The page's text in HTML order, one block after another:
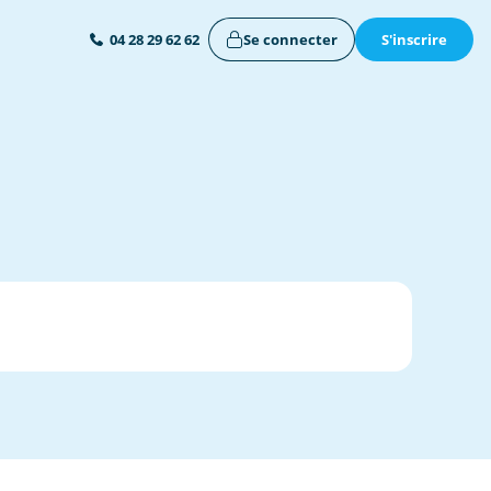
04 28 29 62 62 Se connecter S'inscrire